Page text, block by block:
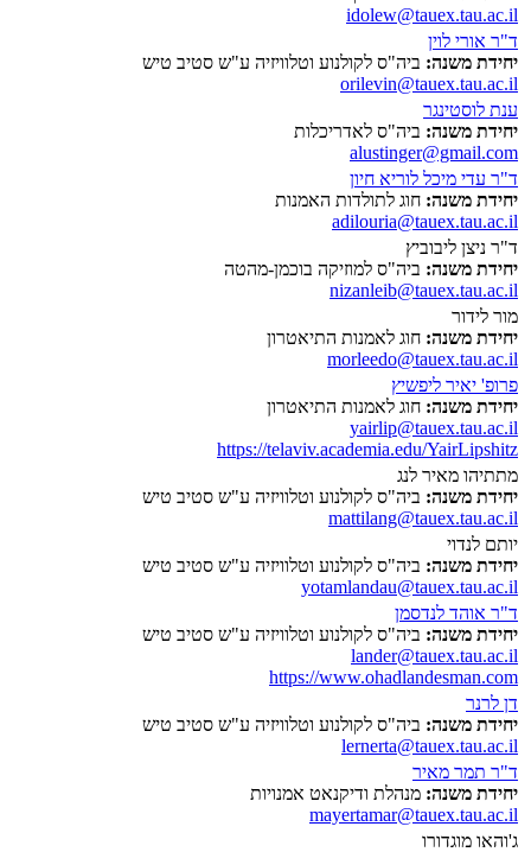
idolew@tauex.tau.ac.il
ד"ר אורי לוין
יחידת משנה: ביה"ס לקולנוע וטלוויזיה ע"ש סטיב טיש
orilevin@tauex.tau.ac.il
ענת לוסטינגר
יחידת משנה: ביה"ס לאדריכלות
alustinger@gmail.com
ד"ר עדי מיכל לוריא חיון
יחידת משנה: חוג לתולדות האמנות
adilouria@tauex.tau.ac.il
ד"ר ניצן ליבוביץ
יחידת משנה: ביה"ס למוזיקה בוכמן-מהטה
nizanleib@tauex.tau.ac.il
מור לידור
יחידת משנה: חוג לאמנות התיאטרון
morleedo@tauex.tau.ac.il
פרופ' יאיר ליפשיץ
יחידת משנה: חוג לאמנות התיאטרון
yairlip@tauex.tau.ac.il
https://telaviv.academia.edu/YairLipshitz
מתתיהו מאיר לנג
יחידת משנה: ביה"ס לקולנוע וטלוויזיה ע"ש סטיב טיש
mattilang@tauex.tau.ac.il
יותם לנדוי
יחידת משנה: ביה"ס לקולנוע וטלוויזיה ע"ש סטיב טיש
yotamlandau@tauex.tau.ac.il
ד"ר אוהד לנדסמן
יחידת משנה: ביה"ס לקולנוע וטלוויזיה ע"ש סטיב טיש
lander@tauex.tau.ac.il
https://www.ohadlandesman.com
דן לרנר
יחידת משנה: ביה"ס לקולנוע וטלוויזיה ע"ש סטיב טיש
lernerta@tauex.tau.ac.il
ד"ר תמר מאיר
יחידת משנה: מנהלת ודיקנאט אמנויות
mayertamar@tauex.tau.ac.il
ג'והאו מוגדורו